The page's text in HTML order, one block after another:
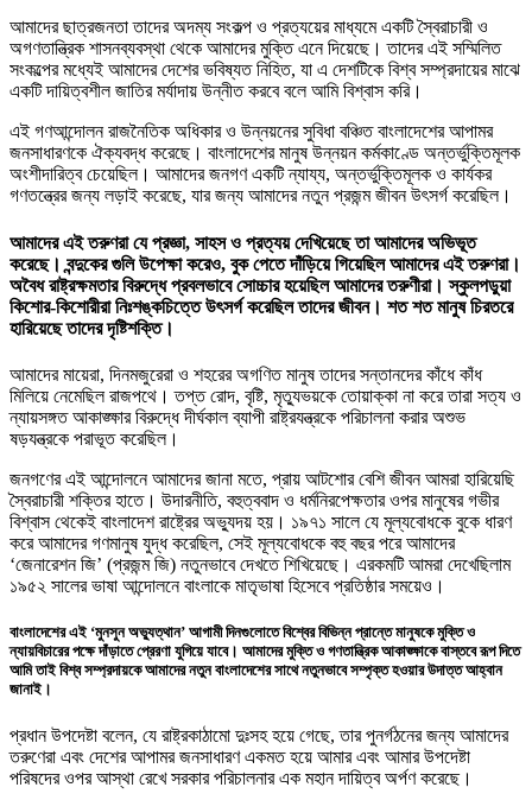
আমাদের ছাত্রজনতা তাদের অদম্য সংকল্প ও প্রত্যয়ের মাধ্যমে একটি স্বৈরাচারী ও
অগণতান্ত্রিক শাসনব্যবস্থা থেকে আমাদের মুক্তি এনে দিয়েছে। তাদের এই সম্মিলিত
সংকল্পের মধ্যেই আমাদের দেশের ভবিষ্যত নিহিত, যা এ দেশটিকে বিশ্ব সম্প্রদায়ের মাঝে
একটি দায়িত্বশীল জাতির মর্যাদায় উন্নীত করবে বলে আমি বিশ্বাস করি।
এই গণআন্দোলন রাজনৈতিক অধিকার ও উন্নয়নের সুবিধা বঞ্চিত বাংলাদেশের আপামর
জনসাধারণকে ঐক্যবদ্ধ করেছে। বাংলাদেশের মানুষ উন্নয়ন কর্মকাণ্ডে অন্তর্ভুক্তিমূলক
অংশীদারিত্ব চেয়েছিল। আমাদের জনগণ একটি ন্যায্য, অন্তর্ভুক্তিমূলক ও কার্যকর
গণতন্ত্রের জন্য লড়াই করেছে, যার জন্য আমাদের নতুন প্রজন্ম জীবন উৎসর্গ করেছিল।
আমাদের এই তরুণরা যে প্রজ্ঞা, সাহস ও প্রত্যয় দেখিয়েছে তা আমাদের অভিভূত
করেছে। বন্দুকের গুলি উপেক্ষা করেও, বুক পেতে দাঁড়িয়ে গিয়েছিল আমাদের এই তরুণরা।
অবৈধ রাষ্ট্রক্ষমতার বিরুদ্ধে প্রবলভাবে সোচ্চার হয়েছিল আমাদের তরুণীরা। স্কুলপড়ুয়া
কিশোর-কিশোরীরা নিঃশঙ্কচিত্তে উৎসর্গ করেছিল তাদের জীবন। শত শত মানুষ চিরতরে
হারিয়েছে তাদের দৃষ্টিশক্তি।
আমাদের মায়েরা, দিনমজুরেরা ও শহরের অগণিত মানুষ তাদের সন্তানদের কাঁধে কাঁধ
মিলিয়ে নেমেছিল রাজপথে। তপ্ত রোদ, বৃষ্টি, মৃত্যুভয়কে তোয়াক্কা না করে তারা সত্য ও
ন্যায়সঙ্গত আকাঙ্ক্ষার বিরুদ্ধে দীর্ঘকাল ব্যাপী রাষ্ট্রযন্ত্রকে পরিচালনা করার অশুভ
ষড়যন্ত্রকে পরাভূত করেছিল।
জনগণের এই আন্দোলনে আমাদের জানা মতে, প্রায় আটশোর বেশি জীবন আমরা হারিয়েছি
স্বৈরাচারী শক্তির হাতে। উদারনীতি, বহুত্ববাদ ও ধর্মনিরপেক্ষতার ওপর মানুষের গভীর
বিশ্বাস থেকেই বাংলাদেশ রাষ্ট্রের অভ্যুদয় হয়। ১৯৭১ সালে যে মূল্যবোধকে বুকে ধারণ
করে আমাদের গণমানুষ যুদ্ধ করেছিল, সেই মূল্যবোধকে বহু বছর পরে আমাদের
‘জেনারেশন জি’ (প্রজন্ম জি) নতুনভাবে দেখতে শিখিয়েছে। এরকমটি আমরা দেখেছিলাম
১৯৫২ সালের ভাষা আন্দোলনে বাংলাকে মাতৃভাষা হিসেবে প্রতিষ্ঠার সময়েও।
বাংলাদেশের এই ‘মুনসুন অভ্যুত্থান’ আগামী দিনগুলোতে বিশ্বের বিভিন্ন প্রান্তে মানুষকে মুক্তি ও
ন্যায়বিচারের পক্ষে দাঁড়াতে প্রেরণা যুগিয়ে যাবে। আমাদের মুক্তি ও গণতান্ত্রিক আকাঙ্ক্ষাকে বাস্তবে রূপ দিতে
আমি তাই বিশ্ব সম্প্রদায়কে আমাদের নতুন বাংলাদেশের সাথে নতুনভাবে সম্পৃক্ত হওয়ার উদাত্ত আহ্বান
জানাই।
প্রধান উপদেষ্টা বলেন, যে রাষ্ট্রকাঠামো দুঃসহ হয়ে গেছে, তার পুনর্গঠনের জন্য আমাদের
তরুণেরা এবং দেশের আপামর জনসাধারণ একমত হয়ে আমার এবং আমার উপদেষ্টা
পরিষদের ওপর আস্থা রেখে সরকার পরিচালনার এক মহান দায়িত্ব অর্পণ করেছে।